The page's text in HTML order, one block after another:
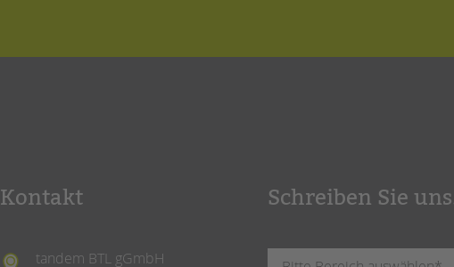
Kontakt
tandem BTL gGmbH
Schreiben Sie